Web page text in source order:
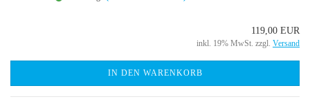
119,00 EUR
inkl. 19% MwSt. zzgl. Versand
IN DEN WARENKORB